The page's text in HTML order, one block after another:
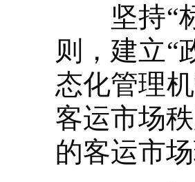
坚持“标
则，建立“
态化管理
客运市场
的客运市场